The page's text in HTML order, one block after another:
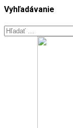
Vyhľadávanie
Hľadať: